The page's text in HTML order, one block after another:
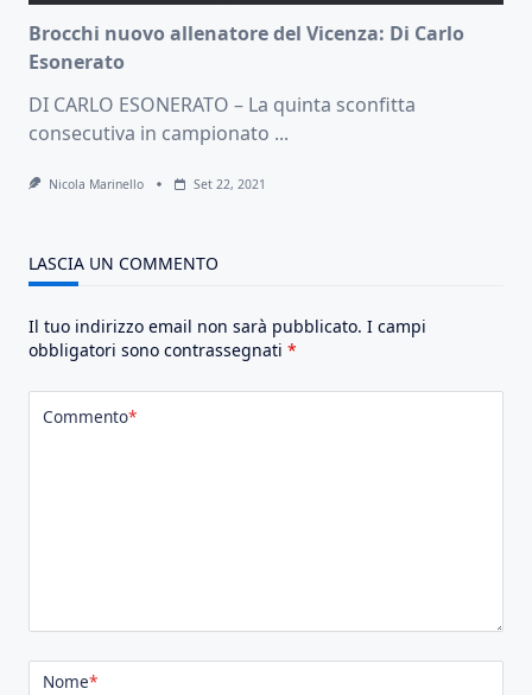
Brocchi nuovo allenatore del Vicenza: Di Carlo
Esonerato
DI CARLO ESONERATO – La quinta sconfitta
consecutiva in campionato ...
Nicola Marinello Set 22, 2021
LASCIA UN COMMENTO
Il tuo indirizzo email non sarà pubblicato. I campi
obbligatori sono contrassegnati *
Commento*
Nome*